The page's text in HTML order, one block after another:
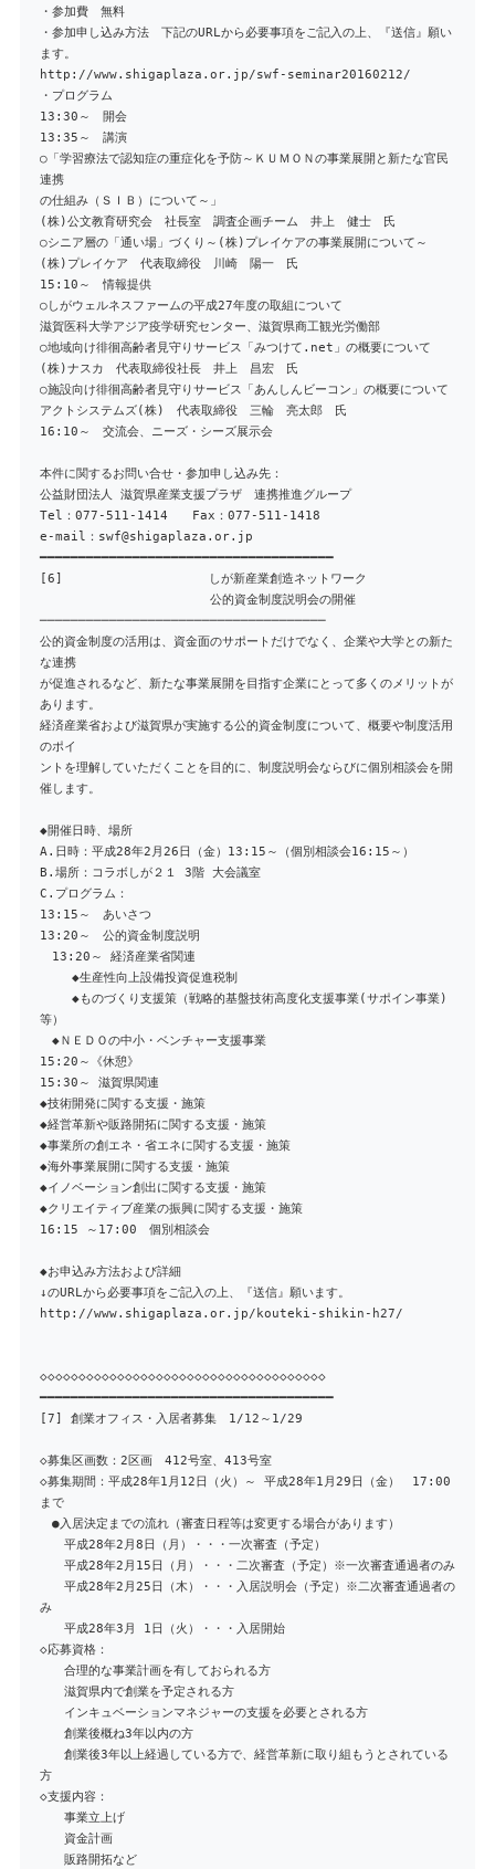
・参加費 無料
・参加申し込み方法 下記のURLから必要事項をご記入の上、『送信』願い
ます。
http://www.shigaplaza.or.jp/swf-seminar20160212/
・プログラム
13:30～ 開会
13:35～ 講演
○「学習療法で認知症の重症化を予防～ＫＵＭＯＮの事業展開と新たな官民
連携
の仕組み（ＳＩＢ）について～」
(株)公文教育研究会 社長室 調査企画チーム 井上 健士 氏
○シニア層の「通い場」づくり～(株)プレイケアの事業展開について～
(株)プレイケア 代表取締役 川崎 陽一 氏
15:10～ 情報提供
○しがウェルネスファームの平成27年度の取組について
滋賀医科大学アジア疫学研究センター、滋賀県商工観光労働部
○地域向け徘徊高齢者見守りサービス「みつけて.net」の概要について
(株)ナスカ 代表取締役社長 井上 昌宏 氏
○施設向け徘徊高齢者見守りサービス「あんしんビーコン」の概要について
アクトシステムズ(株) 代表取締役 三輪 亮太郎 氏
16:10～ 交流会、ニーズ・シーズ展示会
本件に関するお問い合せ・参加申し込み先：
公益財団法人 滋賀県産業支援プラザ 連携推進グループ
Tel：077-511-1414 Fax：077-511-1418
e-mail：swf@shigaplaza.or.jp
━━━━━━━━━━━━━━━━━━━━━━━━━━━━━━━━━━━━━━
[6] しが新産業創造ネットワーク
公的資金制度説明会の開催
─────────────────────────────────────
公的資金制度の活用は、資金面のサポートだけでなく、企業や大学との新た
な連携
が促進されるなど、新たな事業展開を目指す企業にとって多くのメリットが
あります。
経済産業省および滋賀県が実施する公的資金制度について、概要や制度活用
のポイ
ントを理解していただくことを目的に、制度説明会ならびに個別相談会を開
催します。
◆開催日時、場所
A.日時：平成28年2月26日（金）13:15～（個別相談会16:15～）
B.場所：コラボしが２１ 3階 大会議室
C.プログラム：
13:15～ あいさつ
13:20～ 公的資金制度説明
13:20～ 経済産業省関連
◆生産性向上設備投資促進税制
◆ものづくり支援策（戦略的基盤技術高度化支援事業(サポイン事業)
等）
◆ＮＥＤＯの中小・ベンチャー支援事業
15:20～《休憩》
15:30～ 滋賀県関連
◆技術開発に関する支援・施策
◆経営革新や販路開拓に関する支援・施策
◆事業所の創エネ・省エネに関する支援・施策
◆海外事業展開に関する支援・施策
◆イノベーション創出に関する支援・施策
◆クリエイティブ産業の振興に関する支援・施策
16:15 ～17:00 個別相談会
◆お申込み方法および詳細
↓のURLから必要事項をご記入の上、『送信』願います。
http://www.shigaplaza.or.jp/kouteki-shikin-h27/
◇◇◇◇◇◇◇◇◇◇◇◇◇◇◇◇◇◇◇◇◇◇◇◇◇◇◇◇◇◇◇◇◇◇◇◇◇
━━━━━━━━━━━━━━━━━━━━━━━━━━━━━━━━━━━━━━
[7] 創業オフィス・入居者募集 1/12～1/29
◇募集区画数：2区画 412号室、413号室
◇募集期間：平成28年1月12日（火）～ 平成28年1月29日（金） 17:00
まで
●入居決定までの流れ（審査日程等は変更する場合があります）
平成28年2月8日（月）・・・一次審査（予定）
平成28年2月15日（月）・・・二次審査（予定）※一次審査通過者のみ
平成28年2月25日（木）・・・入居説明会（予定）※二次審査通過者の
み
平成28年3月 1日（火）・・・入居開始
◇応募資格：
合理的な事業計画を有しておられる方
滋賀県内で創業を予定される方
インキュベーションマネジャーの支援を必要とされる方
創業後概ね3年以内の方
創業後3年以上経過している方で、経営革新に取り組もうとされている
方
◇支援内容：
事業立上げ
資金計画
販路開拓など